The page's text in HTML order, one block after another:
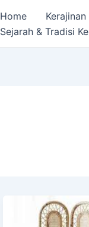
Home
Sejarah & Tradisi